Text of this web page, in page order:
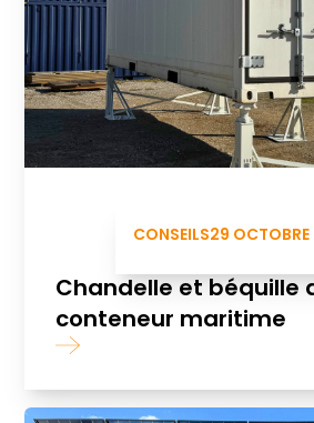
CONSEILS29
Chandelle et béquille
conteneur maritime